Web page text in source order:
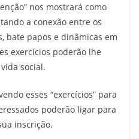
nos mostrará como
a conexão entre os
bate papos e dinâmicas em
exercícios poderão lhe
social.
esses “exercícios” para
poderão ligar para
inscrição.